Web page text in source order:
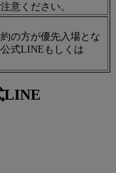
意ください。
の方が優先入場とな
式LINEもしくは
LINE